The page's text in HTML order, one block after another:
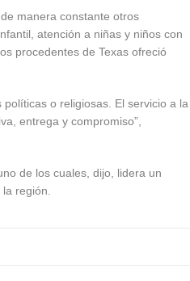
manera constante otros
atención a niñas y niños con
procedentes de Texas ofreció
o religiosas. El servicio a la
entrega y compromiso”,
de los cuales, dijo, lidera un
región.